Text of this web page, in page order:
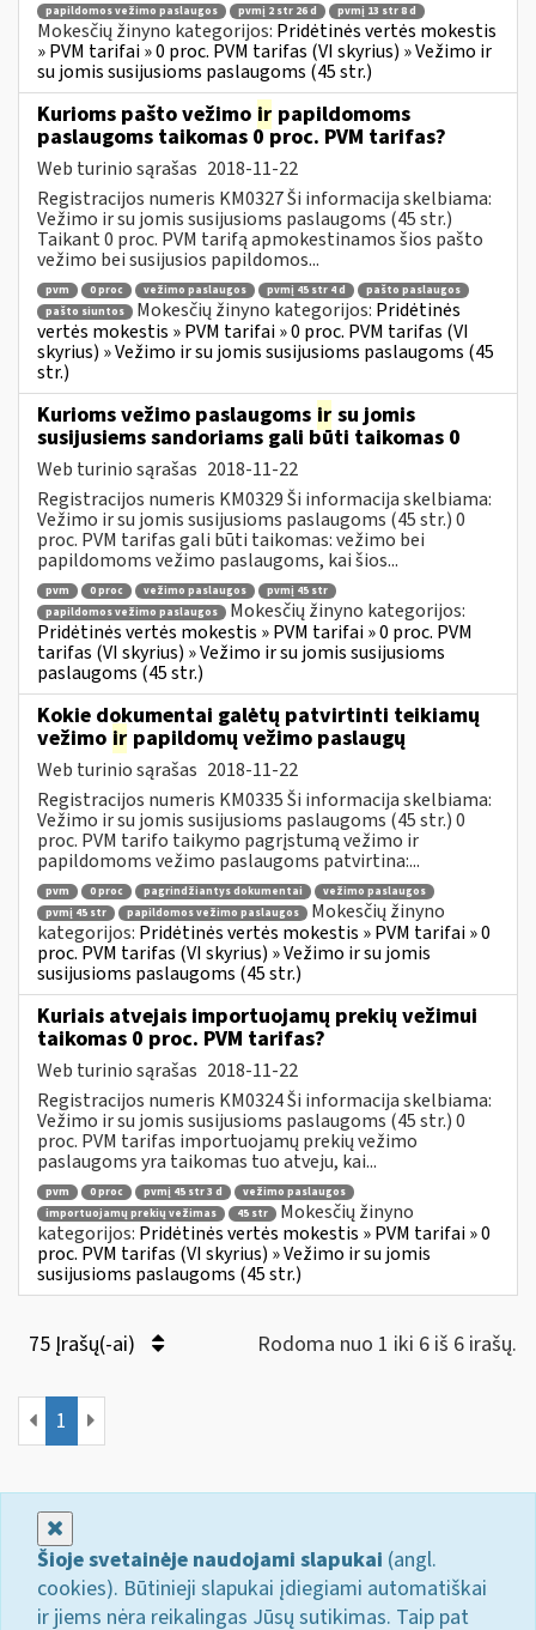
papildomos vežimo paslaugos
pvmį 2 str 26 d pvmį 13 str 8 d
Mokesčių žinyno kategorijos: Pridėtinės vertės mokestis
» PVM tarifai » 0 proc. PVM tarifas (VI skyrius) » Vežimo ir
su jomis susijusioms paslaugoms (45 str.)
Kurioms pašto vežimo ir papildomoms
paslaugoms taikomas 0 proc. PVM tarifas?
Web turinio sąrašas 2018-11-22
Registracijos numeris KM0327 Ši informacija skelbiama:
Vežimo ir su jomis susijusioms paslaugoms (45 str.)
Taikant 0 proc. PVM tarifą apmokestinamos šios pašto
vežimo bei susijusios papildomos...
pvm 0 proc vežimo paslaugos pvmį 45 str 4 d
pašto paslaugos
pašto siuntos
Mokesčių žinyno kategorijos: Pridėtinės
vertės mokestis » PVM tarifai » 0 proc. PVM tarifas (VI
skyrius) » Vežimo ir su jomis susijusioms paslaugoms (45
str.)
Kurioms vežimo paslaugoms ir su jomis
susijusiems sandoriams gali būti taikomas 0
Web turinio sąrašas 2018-11-22
Registracijos numeris KM0329 Ši informacija skelbiama:
Vežimo ir su jomis susijusioms paslaugoms (45 str.) 0
proc. PVM tarifas gali būti taikomas: vežimo bei
papildomoms vežimo paslaugoms, kai šios...
pvm 0 proc vežimo paslaugos
pvmį 45 str
papildomos vežimo paslaugos
Mokesčių žinyno kategorijos:
Pridėtinės vertės mokestis » PVM tarifai » 0 proc. PVM
tarifas (VI skyrius) » Vežimo ir su jomis susijusioms
paslaugoms (45 str.)
Kokie dokumentai galėtų patvirtinti teikiamų
vežimo ir papildomų vežimo paslaugų
Web turinio sąrašas 2018-11-22
Registracijos numeris KM0335 Ši informacija skelbiama:
Vežimo ir su jomis susijusioms paslaugoms (45 str.) 0
proc. PVM tarifo taikymo pagrįstumą vežimo ir
papildomoms vežimo paslaugoms patvirtina:...
pvm 0 proc pagrindžiantys dokumentai
vežimo paslaugos
pvmį 45 str
papildomos vežimo paslaugos
Mokesčių žinyno
kategorijos: Pridėtinės vertės mokestis » PVM tarifai » 0
proc. PVM tarifas (VI skyrius) » Vežimo ir su jomis
susijusioms paslaugoms (45 str.)
Kuriais atvejais importuojamų prekių vežimui
taikomas 0 proc. PVM tarifas?
Web turinio sąrašas 2018-11-22
Registracijos numeris KM0324 Ši informacija skelbiama:
Vežimo ir su jomis susijusioms paslaugoms (45 str.) 0
proc. PVM tarifas importuojamų prekių vežimo
paslaugoms yra taikomas tuo atveju, kai...
pvm 0 proc pvmį 45 str 3 d
vežimo paslaugos
importuojamų prekių vežimas
45 str
Mokesčių žinyno
kategorijos: Pridėtinės vertės mokestis » PVM tarifai » 0
proc. PVM tarifas (VI skyrius) » Vežimo ir su jomis
susijusioms paslaugoms (45 str.)
75 Įrašų(-ai) Rodoma nuo 1 iki 6 iš 6 irašų.
1
Šioje svetainėje naudojami slapukai (angl.
cookies). Būtinieji slapukai įdiegiami automatiškai
ir jiems nėra reikalingas Jūsų sutikimas. Taip pat